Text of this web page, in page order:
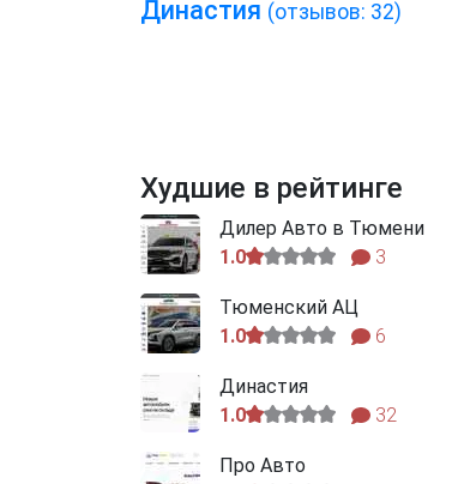
Династия (отзывов: 32)
Худшие в рейтинге
Дилер Авто в Тюмени
1.0
3
Тюменский АЦ
1.0
6
Династия
1.0
32
Про Авто